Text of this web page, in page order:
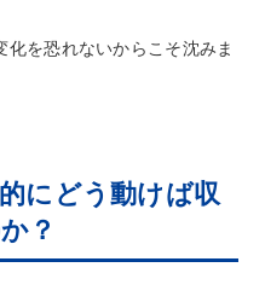
を恐れないからこそ沈みま
にどう動けば収
？